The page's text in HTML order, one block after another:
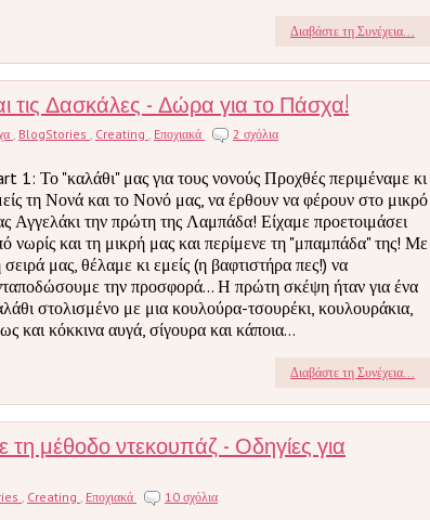
Διαβάστε τη Συνέχεια...
τις Δασκάλες - Δώρα για το Πάσχα!
, BlogStories , Creating , Eποχιακά 2 σχόλια
1: Το "καλάθι" μας για τους νονούς Προχθές περιμέναμε κι
τη Νονά και το Νονό μας, να έρθουν να φέρουν στο μικρό
Αγγελάκι την πρώτη της Λαμπάδα! Είχαμε προετοιμάσει
νωρίς και τη μικρή μας και περίμενε τη "μπαμπάδα" της! Με
σειρά μας, θέλαμε κι εμείς (η βαφτιστήρα πες!) να
την προσφορά... Η πρώτη σκέψη ήταν για ένα
στολισμένο με μια κουλούρα-τσουρέκι, κουλουράκια,
και κόκκινα αυγά, σίγουρα και κάποια...
Διαβάστε τη Συνέχεια...
μέθοδο ντεκουπάζ - Οδηγίες για
, Creating , Eποχιακά 10 σχόλια